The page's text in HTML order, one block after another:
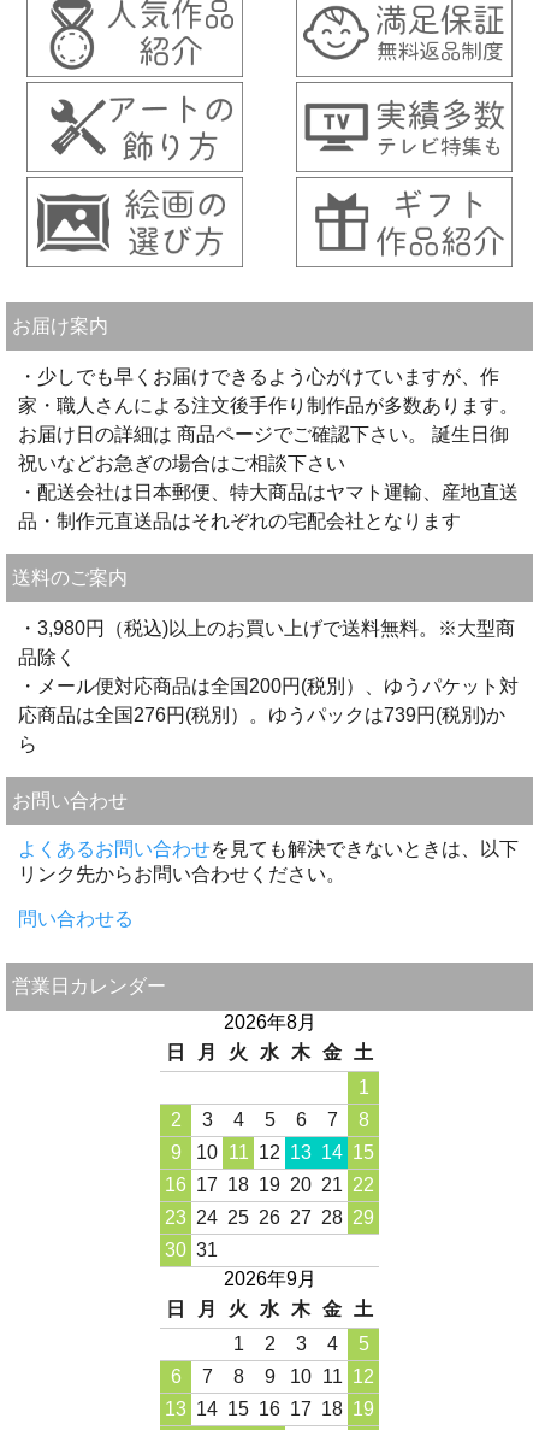
お届け案内
・少しでも早くお届けできるよう心がけていますが、作
家・職人さんによる注文後手作り制作品が多数あります。
お届け日の詳細は 商品ページでご確認下さい。 誕生日御
祝いなどお急ぎの場合はご相談下さい
・配送会社は日本郵便、特大商品はヤマト運輸、産地直送
品・制作元直送品はそれぞれの宅配会社となります
送料のご案内
・3,980円（税込)以上のお買い上げで送料無料。※大型商
品除く
・メール便対応商品は全国200円(税別）、ゆうパケット対
応商品は全国276円(税別）。ゆうパックは739円(税別)か
ら
お問い合わせ
よくあるお問い合わせを見ても解決できないときは、以下
リンク先からお問い合わせください。
問い合わせる
営業日カレンダー
2026年8月
日
月 火 水 木 金
土
1
2
3 4 5 6 7
8
9
10 11 12 13 14 15
16 17 18 19 20 21 22
23 24 25 26 27 28 29
30 31
2026年9月
日
月 火 水 木 金
土
1
2 3 4
5
6
7 8 9 10 11 12
13 14 15 16 17 18 19